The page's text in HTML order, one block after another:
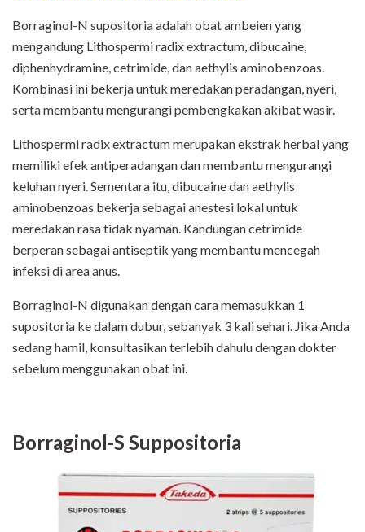
Borraginol-N supositoria adalah obat ambeien yang
mengandung Lithospermi radix extractum, dibucaine,
diphenhydramine, cetrimide, dan aethylis aminobenzoas.
Kombinasi ini bekerja untuk meredakan peradangan, nyeri,
serta membantu mengurangi pembengkakan akibat wasir.
Lithospermi radix extractum merupakan ekstrak herbal yang
memiliki efek antiperadangan dan membantu mengurangi
keluhan nyeri. Sementara itu, dibucaine dan aethylis
aminobenzoas bekerja sebagai anestesi lokal untuk
meredakan rasa tidak nyaman. Kandungan cetrimide
berperan sebagai antiseptik yang membantu mencegah
infeksi di area anus.
Borraginol-N digunakan dengan cara memasukkan 1
supositoria ke dalam dubur, sebanyak 3 kali sehari. Jika Anda
sedang hamil, konsultasikan terlebih dahulu dengan dokter
sebelum menggunakan obat ini.
Borraginol-S Suppositoria